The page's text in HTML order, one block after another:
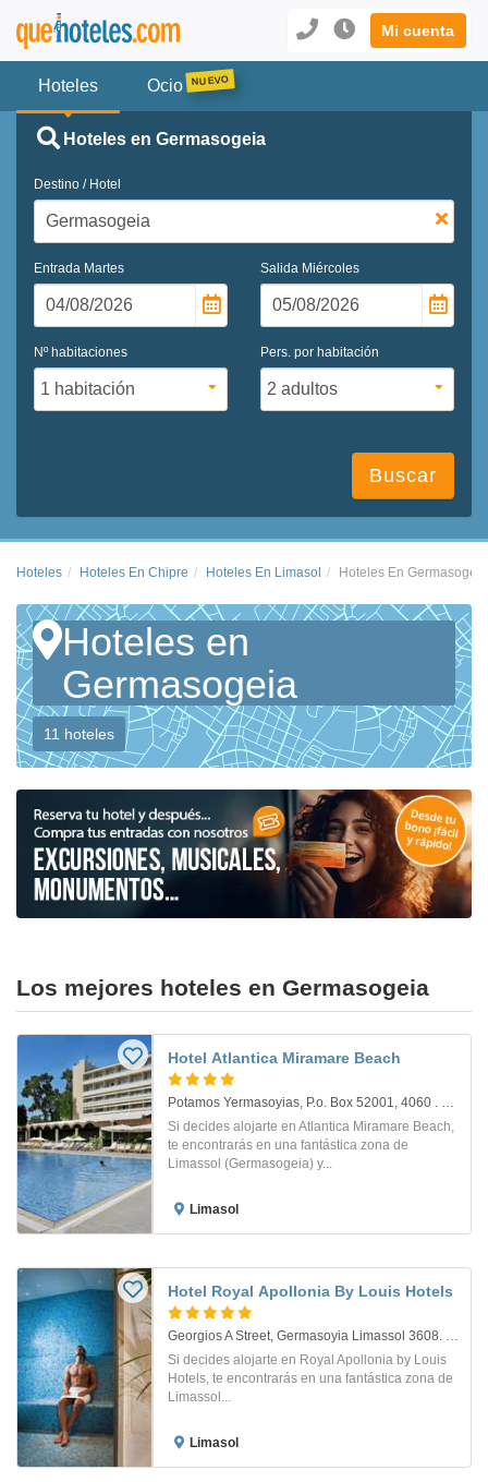
Mi cuenta
Hoteles Ocio
Hoteles en Germasogeia
Destino / Hotel
Entrada Martes Salida Miércoles
Nº habitaciones Pers. por habitación
Buscar
Hoteles Hoteles En Chipre Hoteles En Limasol Hoteles En Germasogeia
Hoteles en
Germasogeia
11 hoteles
Los mejores hoteles en Germasogeia
Hotel Atlantica Miramare Beach
Potamos Yermasoyias, P.o. Box 52001, 4060 . Limassol
Si decides alojarte en Atlantica Miramare Beach,
te encontrarás en una fantástica zona de
Limassol (Germasogeia) y...
Limasol
Hotel Royal Apollonia By Louis Hotels
Georgios A Street, Germasoyia Limassol 3608. Limassol
Si decides alojarte en Royal Apollonia by Louis
Hotels, te encontrarás en una fantástica zona de
Limassol...
Limasol